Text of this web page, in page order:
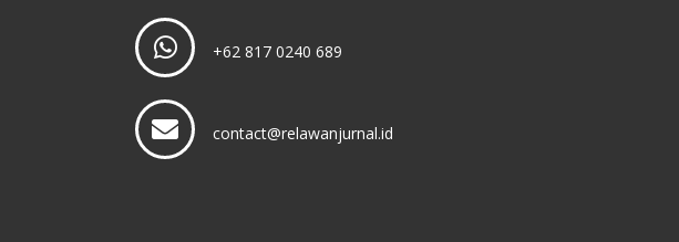
+62 817 0240 689
contact@relawanjurnal.id